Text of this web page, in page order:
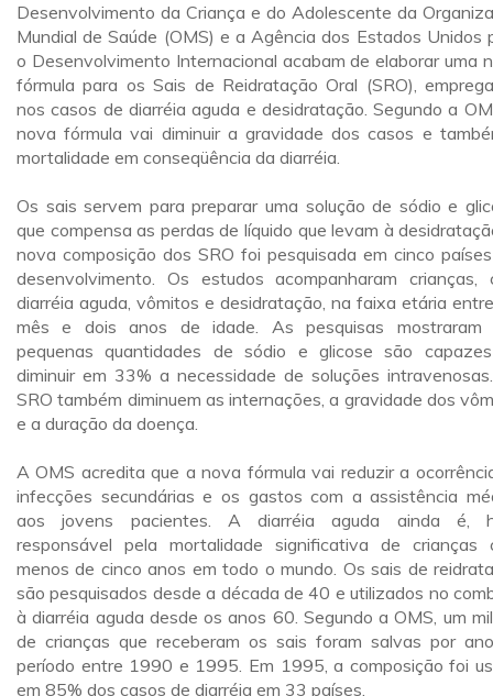
Desenvolvimento da Criança e do Adolescente da
Mundial de Saúde (OMS) e a Agência dos Estados Unidos
o Desenvolvimento Internacional acabam de elaborar uma
fórmula para os Sais de Reidratação Oral (SRO),
nos casos de diarréia aguda e desidratação. Segundo a
nova fórmula vai diminuir a gravidade dos casos e
mortalidade em conseqüência da diarréia.
Os sais servem para preparar uma solução de sódio e
que compensa as perdas de líquido que levam à
nova composição dos SRO foi pesquisada em cinco
desenvolvimento. Os estudos acompanharam crianças,
diarréia aguda, vômitos e desidratação, na faixa etária
mês e dois anos de idade. As pesquisas mostraram
pequenas quantidades de sódio e glicose são
diminuir em 33% a necessidade de soluções
SRO também diminuem as internações, a gravidade dos
e a duração da doença.
A OMS acredita que a nova fórmula vai reduzir a
infecções secundárias e os gastos com a assistência
aos jovens pacientes. A diarréia aguda ainda é,
responsável pela mortalidade significativa de crianças
menos de cinco anos em todo o mundo. Os sais de
são pesquisados desde a década de 40 e utilizados no
à diarréia aguda desde os anos 60. Segundo a OMS, um
de crianças que receberam os sais foram salvas por
período entre 1990 e 1995. Em 1995, a composição foi
em 85% dos casos de diarréia em 33 países.